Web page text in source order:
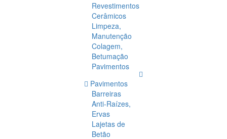
Revestimentos
Cerâmicos
Limpeza,
Manutenção
Colagem,
Betumação
Pavimentos
Pavimentos
Barreiras
Anti-Raízes,
Ervas
Lajetas de
Betão